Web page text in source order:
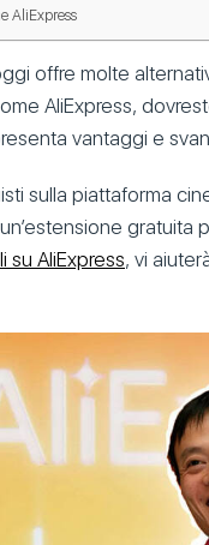
AliExpress
offre molte
AliExpress,
vantaggi e
sulla piattaforma
gratuita
su AliExpress, vi